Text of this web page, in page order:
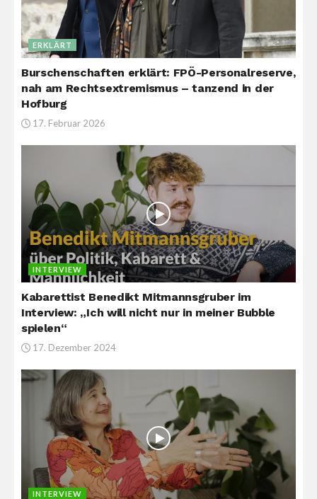
ERKLÄRT
Burschenschaften erklärt: FPÖ-Personalreserve,
nah am Rechtsextremismus – tanzend in der
Hofburg
17. Februar 2026
INTERVIEW
Kabarettist Benedikt Mitmannsgruber im
Interview: „Ich will nicht nur in meiner Bubble
spielen“
17. Dezember 2024
INTERVIEW